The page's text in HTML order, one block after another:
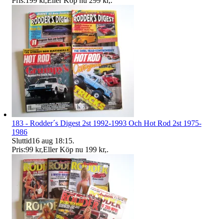
183 - Rodder´s Digest 2st 1992-1993 Och Hot Rod 2st 1975-
1986
Sluttid16 aug 18:15.
Pris:99 kr,Eller Köp nu 199 kr,.